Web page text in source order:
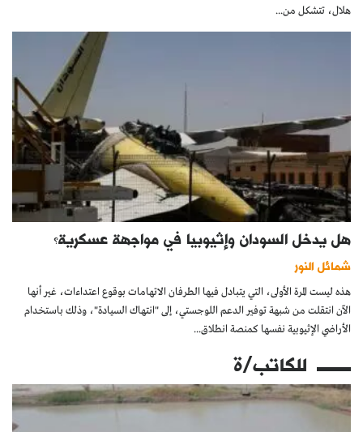
هلال، تتشكل من...
هل يدخل السودان وإثيوبيا في مواجهة عسكرية؟
شمائل النور
هذه ليست المرة الأولى، التي يتبادل فيها الطرفان الاتهامات بوقوع اعتداءات، غير أنها
الآن انتقلت من شبهة توفير الدعم اللوجستي، إلى "انتهاك السيادة"، وذلك باستخدام
الأراضي الإثيوبية نفسها كمنصة انطلاق...
للكاتب/ة